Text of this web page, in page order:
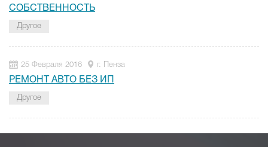
СОБСТВЕННОСТЬ
Другое
25 Февраля 2016 г. Пенза
РЕМОНТ АВТО БЕЗ ИП
Другое